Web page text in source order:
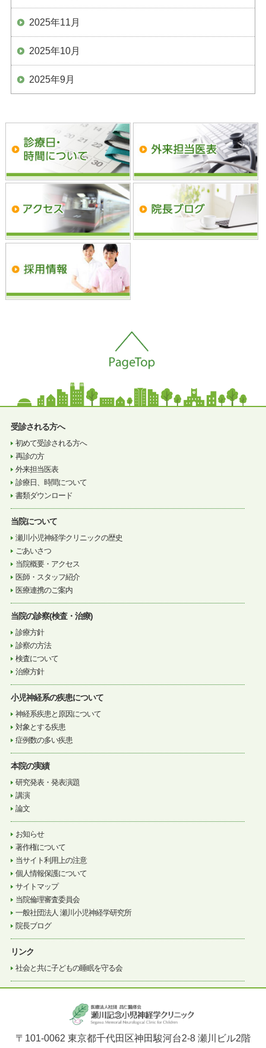
2025年11月
2025年10月
2025年9月
受診される方へ
初めて受診される方へ
再診の方
外来担当医表
診療日、時間について
書類ダウンロード
当院について
瀬川小児神経学クリニックの歴史
ごあいさつ
当院概要・アクセス
医師・スタッフ紹介
医療連携のご案内
当院の診察(検査・治療)
診療方針
診察の方法
検査について
治療方針
小児神経系の疾患について
神経系疾患と原因について
対象とする疾患
症例数の多い疾患
本院の実績
研究発表・発表演題
講演
論文
お知らせ
著作権について
当サイト利用上の注意
個人情報保護について
サイトマップ
当院倫理審査委員会
一般社団法人 瀬川小児神経学研究所
院長ブログ
リンク
社会と共に子どもの睡眠を守る会
〒101-0062 東京都千代田区神田駿河台2-8 瀬川ビル2階